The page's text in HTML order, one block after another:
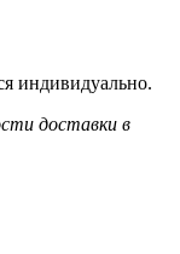
индивидуально.
доставки в